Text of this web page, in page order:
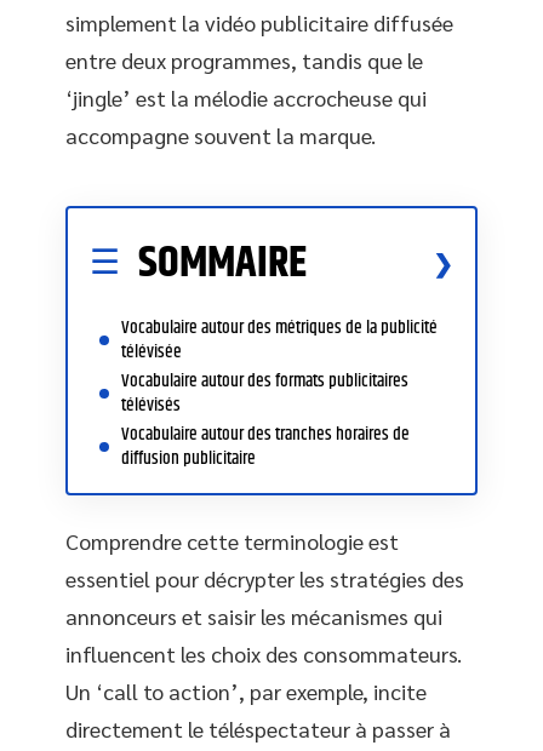
simplement la vidéo publicitaire diffusée
entre deux programmes, tandis que le
‘jingle’ est la mélodie accrocheuse qui
accompagne souvent la marque.
SOMMAIRE
Vocabulaire autour des métriques de la publicité
télévisée
Vocabulaire autour des formats publicitaires
télévisés
Vocabulaire autour des tranches horaires de
diffusion publicitaire
Comprendre cette terminologie est
essentiel pour décrypter les stratégies des
annonceurs et saisir les mécanismes qui
influencent les choix des consommateurs.
Un ‘call to action’, par exemple, incite
directement le téléspectateur à passer à